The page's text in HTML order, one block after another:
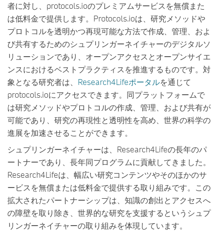
者に対し、protocols.ioのプレミアムサービスを無償また
は低料金で提供します。Protocols.ioは、研究メソッドや
プロトコルを透明かつ再現可能な方法で作成、管理、およ
び共有するためのシュプリンガーネイチャーのデジタルソ
リューションであり、オープンアクセスとオープンサイエ
ンスにおけるベストプラクティスを推進するものです。対
象となる研究者は、 Research4Lifeポータルを通じて
protocols.ioにアクセスできます。同プラットフォームで
は研究メソッドやプロトコルの作成、管理、および共有が
可能であり、研究の再現性と透明性を高め、世界の科学の
進展を加速させることができます。
シュプリンガーネイチャーは、Research4Lifeの長年のパ
ートナーであり、長年同プログラムに貢献してきました。
Research4Lifeは、幅広い研究コンテンツやそのほかのサ
ービスを無償または低料金で提供する取り組みです。この
拡大されたパートナーシップは、知識の創出とアクセスへ
の障壁を取り除き、世界的な研究を支援するというシュプ
リンガーネイチャーの取り組みを体現しています。